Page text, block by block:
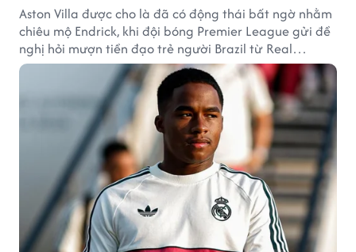
Aston Villa được cho là đã có động thái bất ngờ nhằm
chiêu mộ Endrick, khi đội bóng Premier League gửi đề
nghị hỏi mượn tiền đạo trẻ người Brazil từ Real
Madrid.